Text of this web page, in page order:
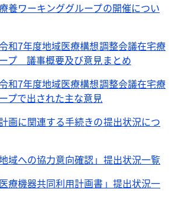
ワーキンググループの開催につい
7年度地域医療構想調整会議在宅療
プ 議事概要及び意見まとめ
7年度地域医療構想調整会議在宅療
プで出された主な意見
に関連する手続きの提出状況につ
への協力意向確認」提出状況一覧
機器共同利用計画書」提出状況一